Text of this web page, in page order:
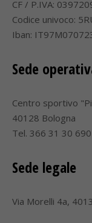
CF / P.IVA:
Codice univoco:
Iban:
Sede
Centro sportivo
40128 Bologna
Tel. 366 31 30 690
Sede legale
Via Morelli 4a,